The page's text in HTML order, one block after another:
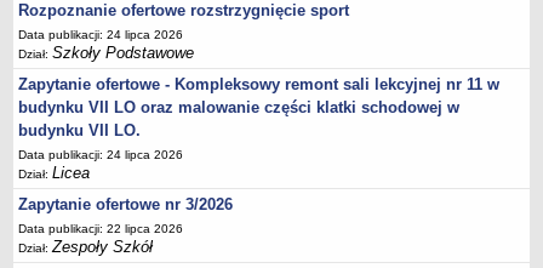
Rozpoznanie ofertowe rozstrzygnięcie sport
Data publikacji: 24 lipca 2026
Dział:Szkoły Podstawowe
Zapytanie ofertowe - Kompleksowy remont sali lekcyjnej nr 11 w
budynku VII LO oraz malowanie części klatki schodowej w
budynku VII LO.
Data publikacji: 24 lipca 2026
Dział:Licea
Zapytanie ofertowe nr 3/2026
Data publikacji: 22 lipca 2026
Dział:Zespoły Szkół